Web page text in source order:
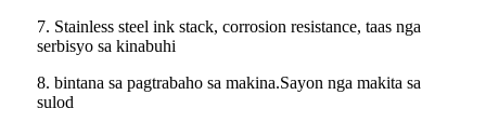
7. Stainless steel ink stack, corrosion resistance, taas nga
serbisyo sa kinabuhi
8. bintana sa pagtrabaho sa makina.Sayon nga makita sa
sulod